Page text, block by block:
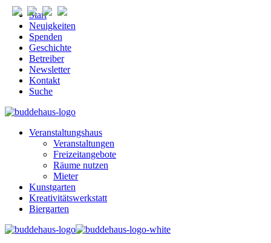
Start
Neuigkeiten
Spenden
Geschichte
Betreiber
Newsletter
Kontakt
Suche
Veranstaltungshaus
Veranstaltungen
Freizeitangebote
Räume nutzen
Mieter
Kunstgarten
Kreativitätswerkstatt
Biergarten